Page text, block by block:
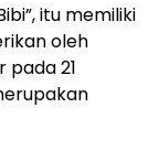
itu memiliki
pada 21